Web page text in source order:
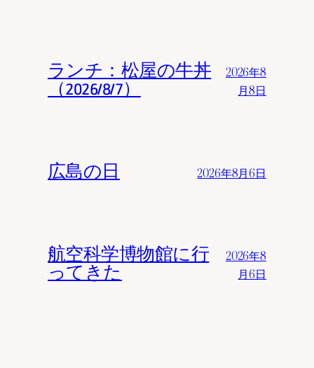
ランチ：松屋の牛丼
（2026/8/7）
2026年8
月8日
広島の日 2026年8月6日
航空科学博物館に行
ってきた
2026年8
月6日